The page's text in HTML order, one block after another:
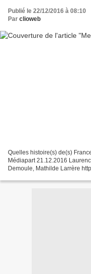
Publié le 22/12/2016 à 08:10
Par clioweb
Quelles histoire(s) de(s)
Médiapart 21.12.2016
Demoule, Mathilde Larrère